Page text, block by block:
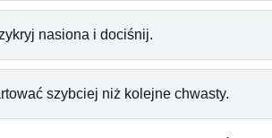
nasiona i dociśnij.
szybciej niż kolejne chwasty.